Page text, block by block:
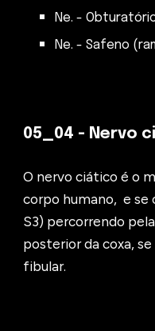
Ne. -
Ne. - Safeno
05_04 - Nervo
O nervo ciático é o
corpo humano, ese
S3) percorrendo
posterior da coxa,
fibular.